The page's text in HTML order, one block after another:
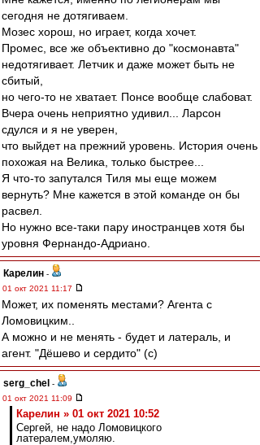
сегодня не дотягиваем.
Мозес хорош, но играет, когда хочет.
Промес, все же объективно до "космонавта"
недотягивает. Летчик и даже может быть не
сбитый,
но чего-то не хватает. Понсе вообще слабоват.
Вчера очень неприятно удивил... Ларсон
сдулся и я не уверен,
что выйдет на прежний уровень. История очень
похожая на Велика, только быстрее...
Я что-то запутался Тиля мы еще можем
вернуть? Мне кажется в этой команде он бы
расвел.
Но нужно все-таки пару иностранцев хотя бы
уровня Фернандо-Адриано.
Карелин -
01 окт 2021 11:17
Может, их поменять местами? Агента с
Ломовицким..
А можно и не менять - будет и латераль, и
агент. "Дёшево и сердито" (с)
serg_chel -
01 окт 2021 11:09
Карелин » 01 окт 2021 10:52
Сергей, не надо Ломовицкого
латералем,умоляю.